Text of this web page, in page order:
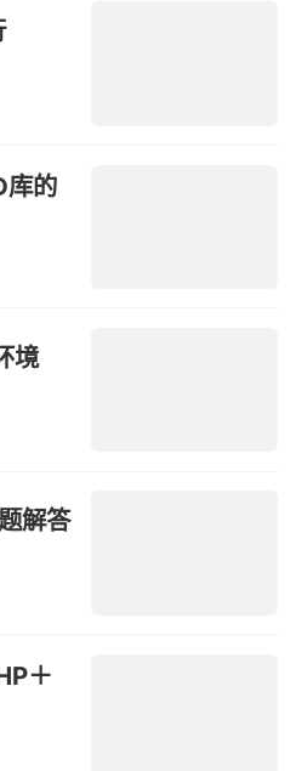
库的
境
解答
＋